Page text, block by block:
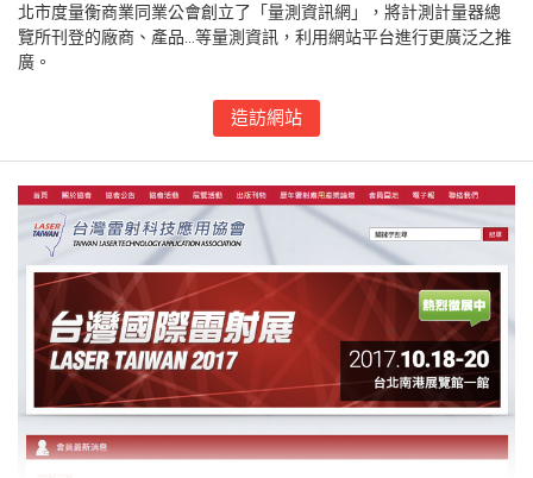
北市度量衡商業同業公會創立了「量測資訊網」，將計測計量器總
覽所刊登的廠商、產品...等量測資訊，利用網站平台進行更廣泛之推
廣。
造訪網站